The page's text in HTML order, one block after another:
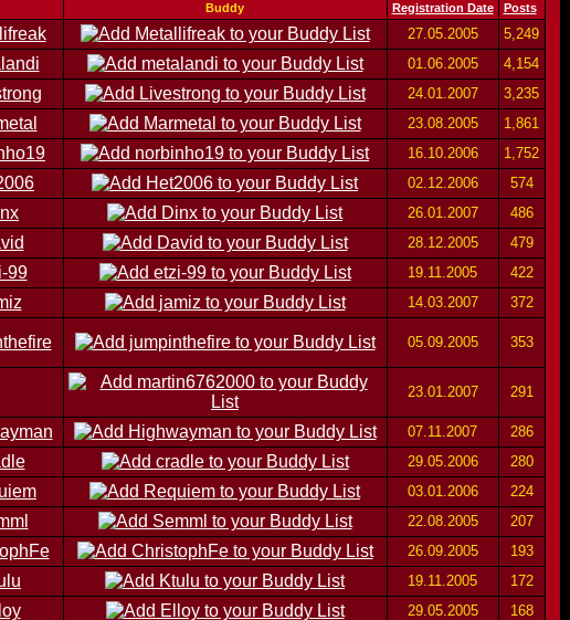
Buddy Registration Date Posts
27.05.2005
5,249
01.06.2005
4,154
24.01.2007
3,235
23.08.2005
1,861
16.10.2006
1,752
02.12.2006
574
26.01.2007
486
28.12.2005
479
19.11.2005
422
14.03.2007 372
05.09.2005 353
23.01.2007 291
07.11.2007
286
29.05.2006
280
03.01.2006
224
22.08.2005
207
26.09.2005
193
19.11.2005
172
29.05.2005 168